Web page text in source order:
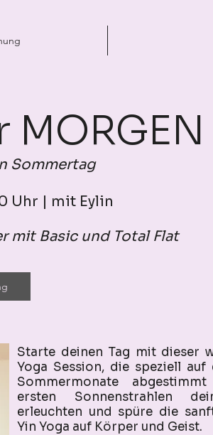
Sommertag
Uhr | mit Eylin
mit Basic und Total Flat
Starte deinen Tag mit dieser
Yoga Session, die speziell auf
Sommermonate
ersten Sonnenstrahlen
erleuchten und spüre die
Yin Yoga auf Körper und Geist.